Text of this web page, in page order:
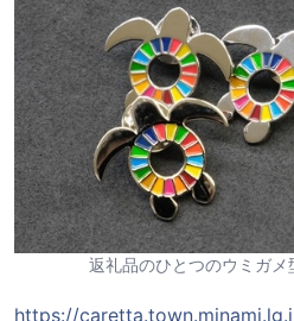
返礼品のひとつのウミガメ
https://